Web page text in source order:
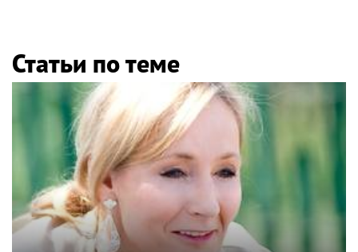
Статьи по теме